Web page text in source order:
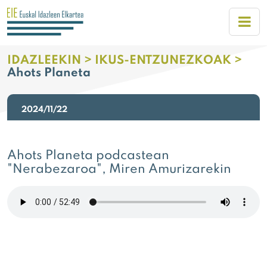
IDAZLEEKIN >
IKUS-ENTZUNEZKOAK >
Ahots Planeta
2024/11/22
Ahots Planeta podcastean
"Nerabezaroa", Miren Amurizarekin